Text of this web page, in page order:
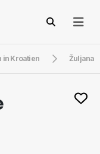
in Kroatien Žuljana